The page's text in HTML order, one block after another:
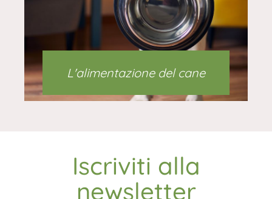
L'alimentazione del cane
Iscriviti alla
newsletter